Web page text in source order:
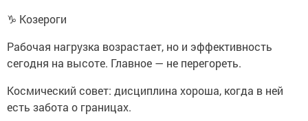
♑ Козероги
Рабочая нагрузка возрастает, но и эффективность
сегодня на высоте. Главное — не перегореть.
Космический совет: дисциплина хороша, когда в ней
есть забота о границах.